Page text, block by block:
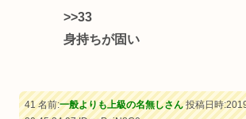
>>33
身持ちが固い
41 名前:一般よりも上級の名無しさん投稿日時